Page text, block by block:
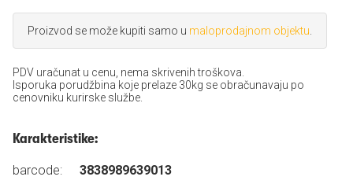
Proizvod se može kupiti samo u maloprodajnom objektu
PDV uračunat u cenu, nema skrivenih troškova.
Isporuka porudžbina koje prelaze 30kg se obračunavaju po
cenovniku kurirske službe.
Karakteristike:
barcode:
3838989639013